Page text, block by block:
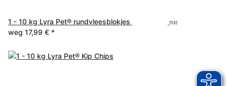
1 - 10 kg Lyra Pet® rundvleesblokjes (13)
weg 17,99 € *